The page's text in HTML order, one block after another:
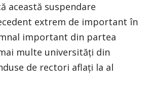
această suspendare
extrem de important în
important din partea
multe universități din
de rectori aflați la al